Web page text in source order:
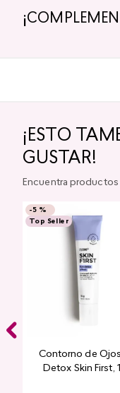
¡ESTO
GUSTAR!
Encuentra productos
-5 %
Top Seller
Contorno de
Detox Skin First,